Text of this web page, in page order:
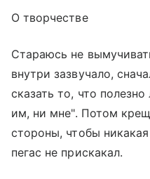
О творчестве
Стараюсь не
внутри зазвучало,
сказать то, что
им, ни мне". Потом
стороны, чтобы
пегас не прискакал.